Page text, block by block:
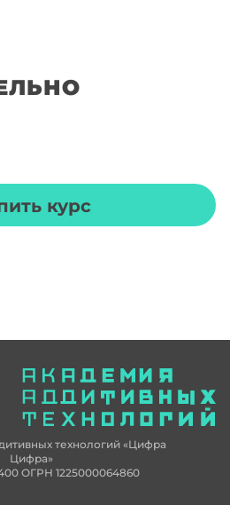
курс
технологий «Цифра
Цифра»
ОГРН 1225000064860